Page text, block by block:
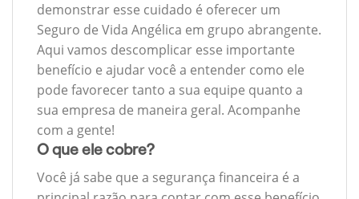
demonstrar esse cuidado é oferecer um
Seguro de Vida Angélica em grupo abrangente.
Aqui vamos descomplicar esse importante
benefício e ajudar você a entender como ele
pode favorecer tanto a sua equipe quanto a
sua empresa de maneira geral. Acompanhe
com a gente!
O que ele cobre?
Você já sabe que a segurança financeira é a